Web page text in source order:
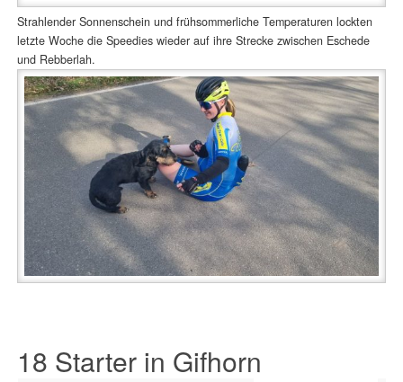
Strahlender Sonnenschein und frühsommerliche Temperaturen lockten
letzte Woche die Speedies wieder auf ihre Strecke zwischen Eschede
und Rebberlah.
18 Starter in Gifhorn